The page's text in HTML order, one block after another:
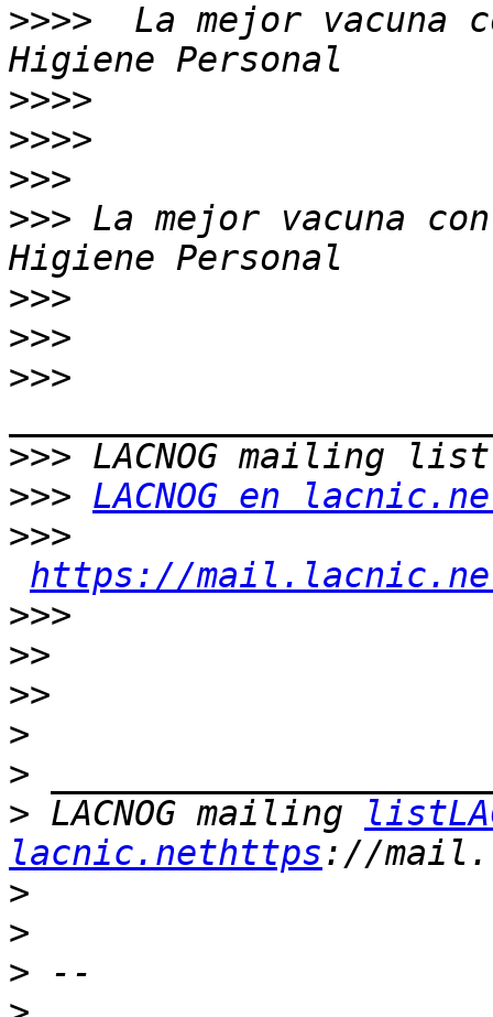
>>>>
La mejor vacuna
>>>>
>>>>
>>>
>>> La mejor vacuna
>>>
>>>
>>>
>>>
>>> LACNOG en
>>>
https://
>>>
>>
>>
>
>
> LACNOG mailing
lacnic.nethttps
>
>
>